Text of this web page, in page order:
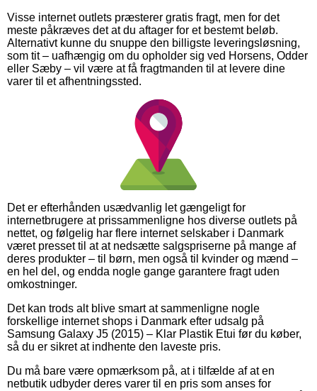
Visse internet outlets præsterer gratis fragt, men for det
meste påkræves det at du aftager for et bestemt beløb.
Alternativt kunne du snuppe den billigste leveringsløsning,
som tit – uafhængig om du opholder sig ved Horsens, Odder
eller Sæby – vil være at få fragtmanden til at levere dine
varer til et afhentningssted.
Det er efterhånden usædvanlig let gængeligt for
internetbrugere at prissammenligne hos diverse outlets på
nettet, og følgelig har flere internet selskaber i Danmark
været presset til at at nedsætte salgspriserne på mange af
deres produkter – til børn, men også til kvinder og mænd –
en hel del, og endda nogle gange garantere fragt uden
omkostninger.
Det kan trods alt blive smart at sammenligne nogle
forskellige internet shops i Danmark efter udsalg på
Samsung Galaxy J5 (2015) – Klar Plastik Etui før du køber,
så du er sikret at indhente den laveste pris.
Du må bare være opmærksom på, at i tilfælde af at en
netbutik udbyder deres varer til en pris som anses for